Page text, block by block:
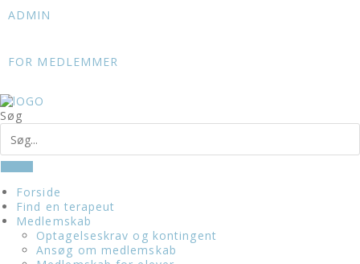
toADMIN
FOR MEDLEMMER
Søg
Forside
Find en terapeut
Medlemskab
Optagelseskrav og kontingent
Ansøg om medlemskab